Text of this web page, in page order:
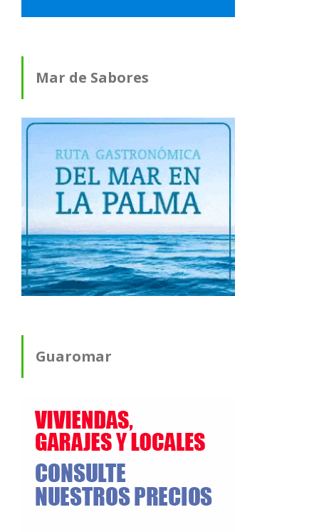
Mar de Sabores
Guaromar